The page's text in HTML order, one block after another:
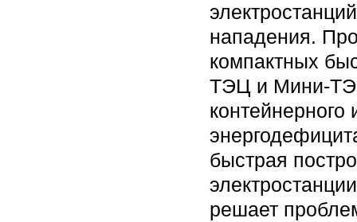
нападения.
компактных
ТЭЦ и Мини-
быстрая
решает